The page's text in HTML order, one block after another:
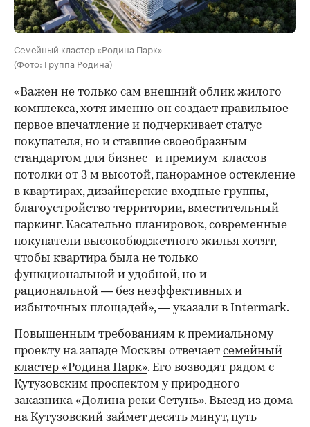
Семейный кластер «Родина Парк»
(Фото: Группа Родина)
«Важен не только сам внешний облик жилого
комплекса, хотя именно он создает правильное
первое впечатление и подчеркивает статус
покупателя, но и ставшие своеобразным
стандартом для бизнес- и премиум-классов
потолки от 3 м высотой, панорамное остекление
в квартирах, дизайнерские входные группы,
благоустройство территории, вместительный
паркинг. Касательно планировок, современные
покупатели высокобюджетного жилья хотят,
чтобы квартира была не только
функциональной и удобной, но и
рациональной — без неэффективных и
избыточных площадей», — указали в Intermark.
Повышенным требованиям к премиальному
проекту на западе Москвы отвечает семейный
кластер «Родина Парк». Его возводят рядом с
Кутузовским проспектом у природного
заказника «Долина реки Сетунь». Выезд из дома
на Кутузовский займет десять минут, путь